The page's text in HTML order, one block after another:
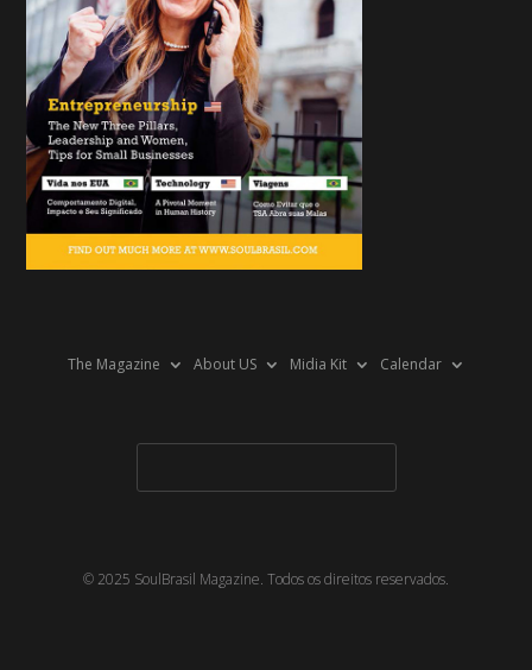
The Magazine About US Midia Kit Calendar
© 2025 SoulBrasil Magazine. Todos os direitos reservados.